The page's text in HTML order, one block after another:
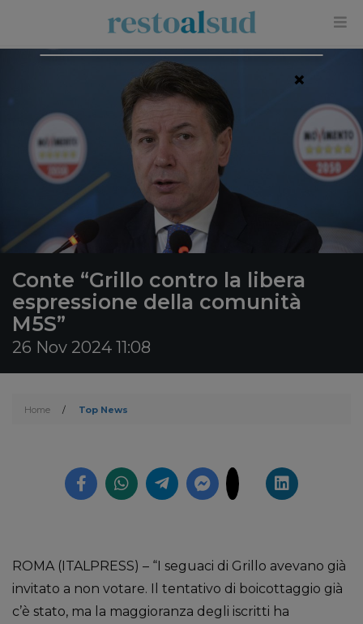
Conte “Grillo contro la libera
espressione della comunità
M5S”
26 Nov 2024 11:08
Home / Top News
ROMA (ITALPRESS) – “I seguaci di Grillo avevano già
invitato a non votare. Il tentativo di boicottaggio già
c’è stato, ma la maggioranza degli iscritti ha
×